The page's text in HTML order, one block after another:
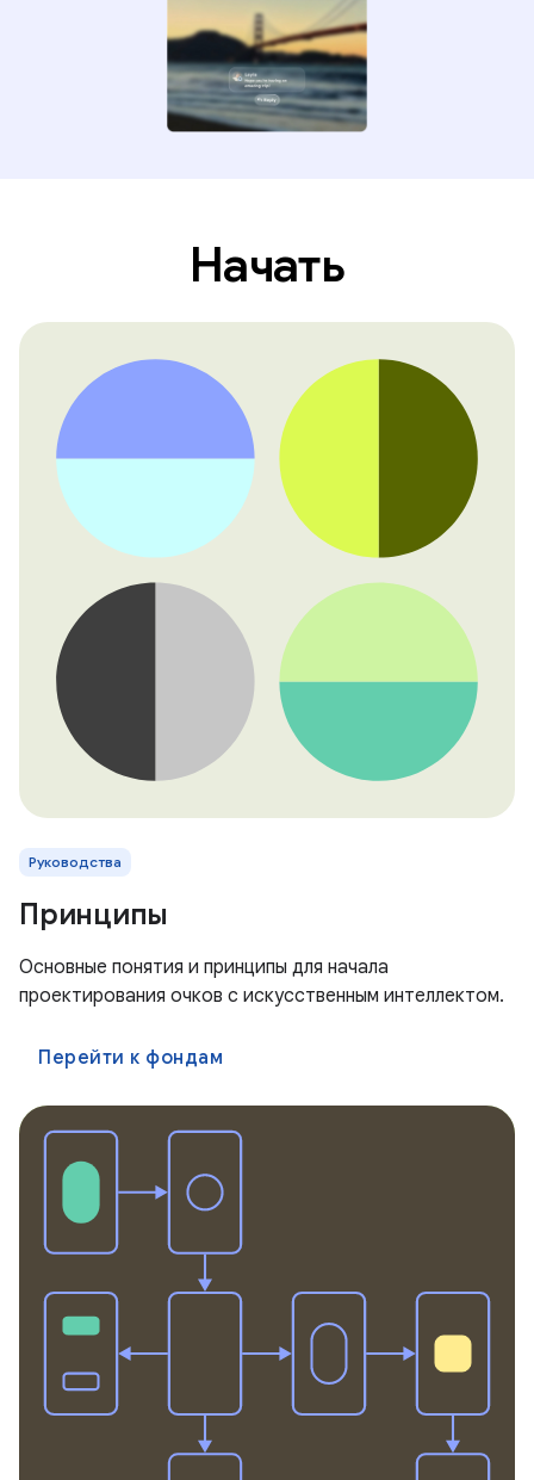
Начать
Руководства
Принципы
Основные понятия и принципы для начала
проектирования очков с искусственным интеллектом.
Перейти к фондам